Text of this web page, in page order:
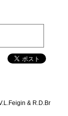
& R.D.Br